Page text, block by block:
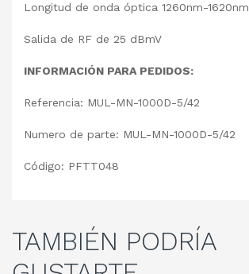
Longitud de onda óptica 1260nm-1620nm
Salida de RF de 25 dBmV
INFORMACIÓN PARA PEDIDOS:
Referencia: MUL-MN-1000D-5/42
Numero de parte: MUL-MN-1000D-5/42
Código: PFTT048
TAMBIÉN PODRÍA